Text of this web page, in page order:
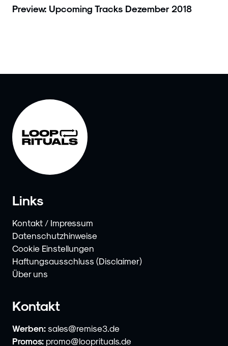
Preview: Upcoming Tracks Dezember 2018
Links
Kontakt / Impressum
Datenschutzhinweise
Cookie Einstellungen
Haftungsausschluss (Disclaimer)
Über uns
Kontakt
Werben: sales@remise3.de
Promos: promo@looprituals.de